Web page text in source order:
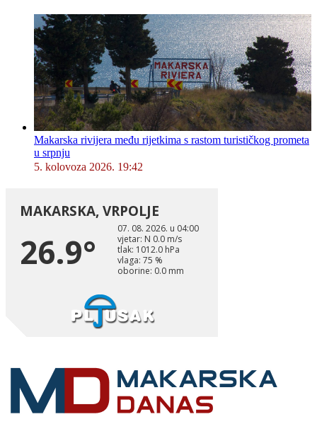
Makarska rivijera među rijetkima s rastom turističkog prometa
u srpnju
5. kolovoza 2026. 19:42